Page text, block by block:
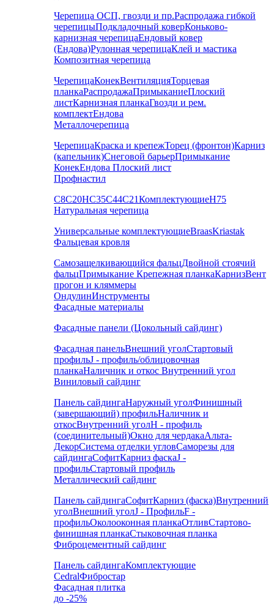
Черепица ОСП, гвозди и пр.Распродажа гибкой
черепицыПодкладочный коверКоньково-
карнизная черепицаЕндовый ковер
(Ендова)Рулонная черепицаКлей и мастика
Композитная черепица
ЧерепицаКонекВентиляцияТорцевая
планкаРаспродажаПримыканиеПлоский
листКарнизная планкаГвозди и рем.
комплектЕндова
Металлочерепица
ЧерепицаКраска и крепежТорец (фронтон)Карниз
(капельник)Снеговой барьерПримыкание
КонекЕндова Плоский лист
Профнастил
С8С20НС35С44С21КомплектующиеН75
Натуральная черепица
Универсальные комплектующиеBraasKriastak
Фальцевая кровля
Самозащелкивающийся фальцДвойной стоячий
фальцПримыкание Крепежная планкаКарнизВент
прогон и кляммеры
ОндулинИнструменты
Фасадные материалы
Фасадные панели (Цокольный сайдинг)
Фасадная панельВнешний уголСтартовый
профильJ - профиль/облицовочная
планкаНаличник и откос Внутренний угол
Виниловый сайдинг
Панель сайдингаНаружный уголФинишный
(завершающий) профильНаличник и
откосВнутренний уголH - профиль
(соединительный)Окно для чердакаАльта-
ДекорСистема отделки угловСаморезы для
сайдингаСофитКарниз фаскаJ -
профильСтартовый профиль
Металлический сайдинг
Панель сайдингаСофитКарниз (фаска)Внутренний
уголВнешний уголJ - ПрофильF -
профильОколооконная планкаОтливСтартово-
финишная планкаСтыковочная планка
Фиброцементный сайдинг
Панель сайдингаКомплектующие
CedralФибростар
Фасадная плитка
до -25%